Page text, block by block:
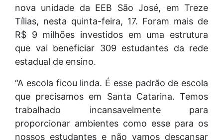
nova unidade da EEB São José, em Treze
Tílias, nesta quinta-feira, 17. Foram mais de
R$ 9 milhões investidos em uma estrutura
que vai beneficiar 309 estudantes da rede
estadual de ensino.
“A escola ficou linda. É esse padrão de escola
que precisamos em Santa Catarina. Temos
trabalhado incansavelmente para
proporcionar ambientes como esse para os
nossos estudantes e não vamos descansar